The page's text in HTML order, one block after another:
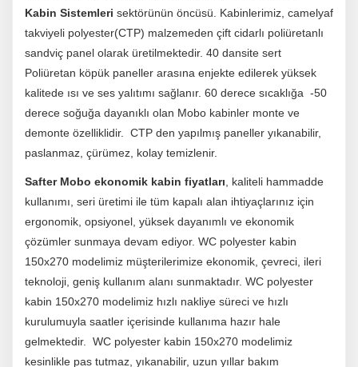
Kabin Sistemleri sektörünün öncüsü. Kabinlerimiz, camelyaf
takviyeli polyester(CTP) malzemeden çift cidarlı poliüretanlı
sandviç panel olarak üretilmektedir. 40 dansite sert
Poliüretan köpük paneller arasına enjekte edilerek yüksek
kalitede ısı ve ses yalıtımı sağlanır. 60 derece sıcaklığa -50
derece soğuğa dayanıklı olan Mobo kabinler monte ve
demonte özelliklidir. CTP den yapılmış paneller yıkanabilir,
paslanmaz, çürümez, kolay temizlenir.
Safter Mobo ekonomik kabin fiyatları , kaliteli hammadde
kullanımı, seri üretimi ile tüm kapalı alan ihtiyaçlarınız için
ergonomik, opsiyonel, yüksek dayanımlı ve ekonomik
çözümler sunmaya devam ediyor. WC polyester kabin
150x270 modelimiz müşterilerimize ekonomik, çevreci, ileri
teknoloji, geniş kullanım alanı sunmaktadır. WC polyester
kabin 150x270 modelimiz hızlı nakliye süreci ve hızlı
kurulumuyla saatler içerisinde kullanıma hazır hale
gelmektedir. WC polyester kabin 150x270 modelimiz
kesinlikle pas tutmaz, yıkanabilir, uzun yıllar bakım